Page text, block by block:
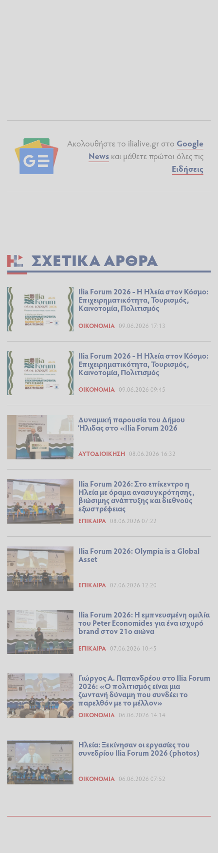
Ακολουθήστε το ilialive.gr στο Google
News και μάθετε πρώτοι όλες τις
Ειδήσεις
ΣΧΕΤΙΚΆ ΆΡΘΡΑ
Ilia Forum 2026 - Η Ηλεία στον Κόσμο:
Επιχειρηματικότητα, Τουρισμός,
Καινοτομία, Πολιτισμός
ΟΙΚΟΝΟΜΊΑ 09.06.2026 17:13
Ilia Forum 2026 - Η Ηλεία στον Κόσμο:
Επιχειρηματικότητα, Τουρισμός,
Καινοτομία, Πολιτισμός
ΟΙΚΟΝΟΜΊΑ 09.06.2026 09:45
Δυναμική παρουσία του Δήμου
Ήλιδας στο «Ilia Forum 2026
ΑΥΤΟΔΙΟΊΚΗΣΗ 08.06.2026 16:32
Ilia Forum 2026: Στο επίκεντρο η
Ηλεία με όραμα ανασυγκρότησης,
βιώσιμης ανάπτυξης και διεθνούς
εξωστρέφειας
ΕΠΊΚΑΙΡΑ 08.06.2026 07:22
Ilia Forum 2026: Olympia is a Global
Asset
ΕΠΊΚΑΙΡΑ 07.06.2026 12:20
Ilia Forum 2026: Η εμπνευσμένη ομιλία
του Peter Economides για ένα ισχυρό
brand στον 21ο αιώνα
ΕΠΊΚΑΙΡΑ 07.06.2026 10:45
Γιώργος Α. Παπανδρέου στο Ilia Forum
2026: «Ο πολιτισμός είναι μια
ζωντανή δύναμη που συνδέει το
παρελθόν με το μέλλον»
ΟΙΚΟΝΟΜΊΑ 06.06.2026 14:14
Ηλεία: Ξεκίνησαν οι εργασίες του
συνεδρίου Ilia Forum 2026 (photos)
ΟΙΚΟΝΟΜΊΑ 06.06.2026 07:52